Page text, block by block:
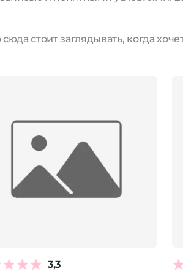
стоит заглядывать, когда
3,3